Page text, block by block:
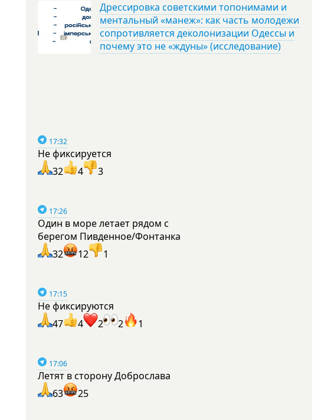
Дрессировка советскими топонимами и
ментальный «манеж»: как часть молодежи
сопротивляется деколонизации Одессы и
почему это не «ждуны» (исследование)
17:32
Не фиксируется
32
4 3
17:26
Один в море летает рядом с
берегом Пивденное/Фонтанка
32
12 1
17:15
Не фиксируются
47
4 2 2 1
17:06
Летят в сторону Доброслава
63
25